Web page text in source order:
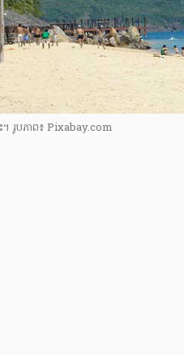
។ រូបភាព៖ Pixabay.com